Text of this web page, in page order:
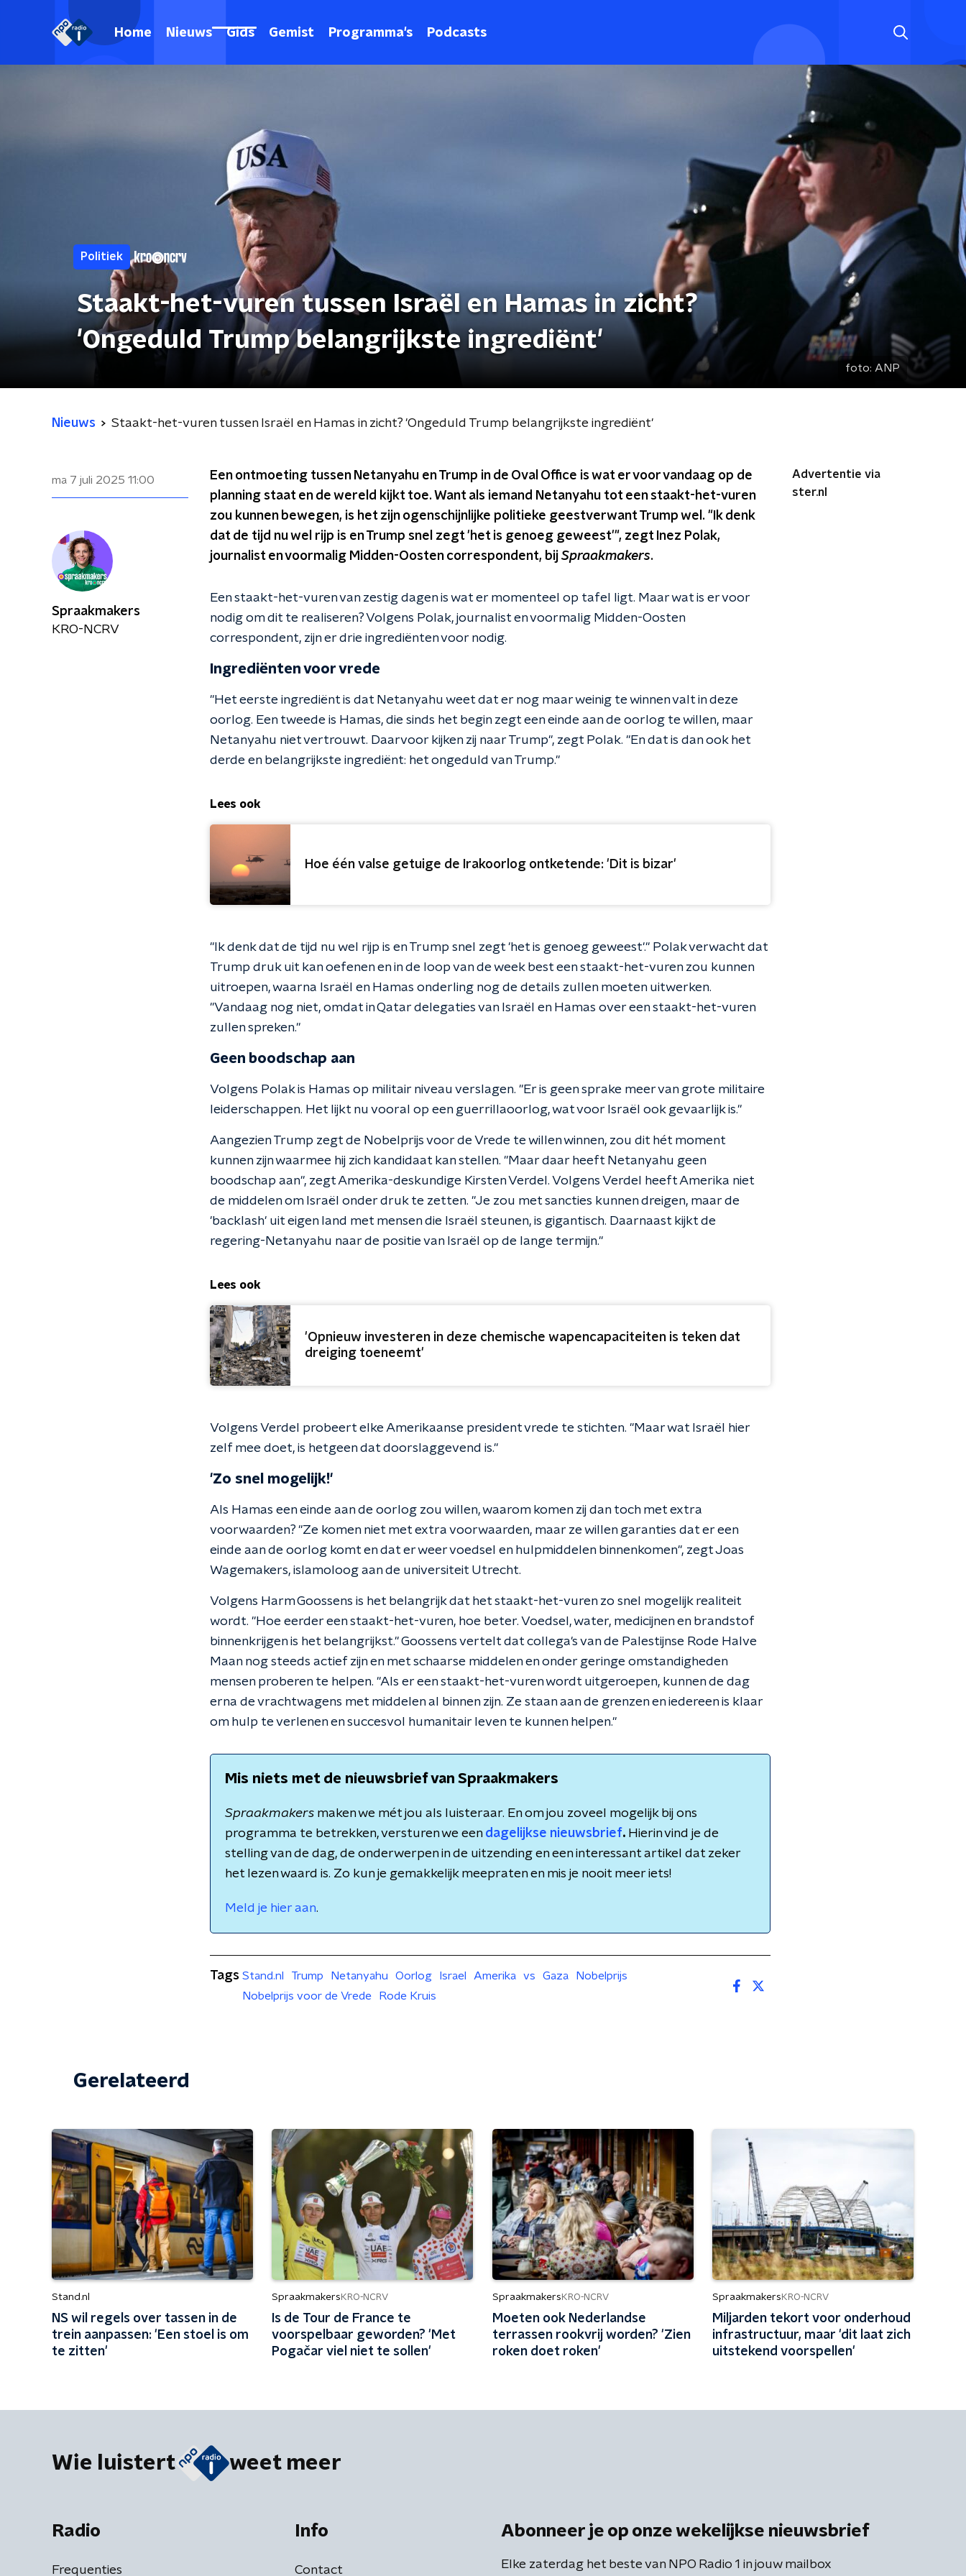
Home Nieuws Gids Gemist Programma's Podcasts
Politiek
Staakt-het-vuren tussen Israël en Hamas in zicht?
'Ongeduld Trump belangrijkste ingrediënt'
foto: ANP
Nieuws Staakt-het-vuren tussen Israël en Hamas in zicht? 'Ongeduld Trump belangrijkste ingrediënt'
ma 7 juli 2025 11:00
Een ontmoeting tussen Netanyahu en Trump in de Oval Office is wat er voor vandaag op de
planning staat en de wereld kijkt toe. Want als iemand Netanyahu tot een staakt-het-vuren
zou kunnen bewegen, is het zijn ogenschijnlijke politieke geestverwant Trump wel. "Ik denk
dat de tijd nu wel rijp is en Trump snel zegt 'het is genoeg geweest'", zegt Inez Polak,
journalist en voormalig Midden-Oosten correspondent, bij Spraakmakers.
Een staakt-het-vuren van zestig dagen is wat er momenteel op tafel ligt. Maar wat is er voor
nodig om dit te realiseren? Volgens Polak, journalist en voormalig Midden-Oosten
correspondent, zijn er drie ingrediënten voor nodig.
Ingrediënten voor vrede
"Het eerste ingrediënt is dat Netanyahu weet dat er nog maar weinig te winnen valt in deze
oorlog. Een tweede is Hamas, die sinds het begin zegt een einde aan de oorlog te willen, maar
Netanyahu niet vertrouwt. Daarvoor kijken zij naar Trump", zegt Polak. "En dat is dan ook het
derde en belangrijkste ingrediënt: het ongeduld van Trump."
Lees ook
Hoe één valse getuige de Irakoorlog ontketende: 'Dit is bizar'
"Ik denk dat de tijd nu wel rijp is en Trump snel zegt 'het is genoeg geweest'." Polak verwacht dat
Trump druk uit kan oefenen en in de loop van de week best een staakt-het-vuren zou kunnen
uitroepen, waarna Israël en Hamas onderling nog de details zullen moeten uitwerken.
"Vandaag nog niet, omdat in Qatar delegaties van Israël en Hamas over een staakt-het-vuren
zullen spreken."
Geen boodschap aan
Volgens Polak is Hamas op militair niveau verslagen. "Er is geen sprake meer van grote militaire
leiderschappen. Het lijkt nu vooral op een guerrillaoorlog, wat voor Israël ook gevaarlijk is."
Aangezien Trump zegt de Nobelprijs voor de Vrede te willen winnen, zou dit hét moment
kunnen zijn waarmee hij zich kandidaat kan stellen. "Maar daar heeft Netanyahu geen
boodschap aan", zegt Amerika-deskundige Kirsten Verdel. Volgens Verdel heeft Amerika niet
de middelen om Israël onder druk te zetten. "Je zou met sancties kunnen dreigen, maar de
'backlash' uit eigen land met mensen die Israël steunen, is gigantisch. Daarnaast kijkt de
regering-Netanyahu naar de positie van Israël op de lange termijn."
Lees ook
'Opnieuw investeren in deze chemische wapencapaciteiten is teken dat
dreiging toeneemt'
Volgens Verdel probeert elke Amerikaanse president vrede te stichten. "Maar wat Israël hier
zelf mee doet, is hetgeen dat doorslaggevend is."
'Zo snel mogelijk!'
Als Hamas een einde aan de oorlog zou willen, waarom komen zij dan toch met extra
voorwaarden? "Ze komen niet met extra voorwaarden, maar ze willen garanties dat er een
einde aan de oorlog komt en dat er weer voedsel en hulpmiddelen binnenkomen", zegt Joas
Wagemakers, islamoloog aan de universiteit Utrecht.
Volgens Harm Goossens is het belangrijk dat het staakt-het-vuren zo snel mogelijk realiteit
wordt. "Hoe eerder een staakt-het-vuren, hoe beter. Voedsel, water, medicijnen en brandstof
binnenkrijgen is het belangrijkst." Goossens vertelt dat collega's van de Palestijnse Rode Halve
Maan nog steeds actief zijn en met schaarse middelen en onder geringe omstandigheden
mensen proberen te helpen. "Als er een staakt-het-vuren wordt uitgeroepen, kunnen de dag
erna de vrachtwagens met middelen al binnen zijn. Ze staan aan de grenzen en iedereen is klaar
om hulp te verlenen en succesvol humanitair leven te kunnen helpen."
Mis niets met de nieuwsbrief van Spraakmakers
Spraakmakers maken we mét jou als luisteraar. En om jou zoveel mogelijk bij ons
programma te betrekken, versturen we een dagelijkse nieuwsbrief. Hierin vind je de
stelling van de dag, de onderwerpen in de uitzending en een interessant artikel dat zeker
het lezen waard is. Zo kun je gemakkelijk meepraten en mis je nooit meer iets!
Meld je hier aan.
Advertentie via
ster.nl
Spraakmakers
KRO-NCRV
Tags Stand.nl Trump Netanyahu Oorlog Israel Amerika vs Gaza
Nobelprijs
Nobelprijs voor de Vrede
Rode Kruis
Gerelateerd
Stand.nl
NS wil regels over tassen in de
trein aanpassen: 'Een stoel is om
te zitten'
Spraakmakers KRO-NCRV
Is de Tour de France te
voorspelbaar geworden? 'Met
Pogačar viel niet te sollen'
Spraakmakers KRO-NCRV
Moeten ook Nederlandse
terrassen rookvrij worden? 'Zien
roken doet roken'
Spraakmakers KRO-NCRV
Miljarden tekort voor onderhoud
infrastructuur, maar 'dit laat zich
uitstekend voorspellen'
Wie luistert weet meer
Radio
Frequenties
Info
Contact
Abonneer je op onze wekelijkse nieuwsbrief
Elke zaterdag het beste van NPO Radio 1 in jouw mailbox